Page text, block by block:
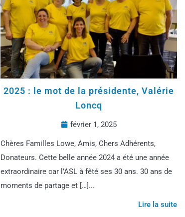
2025 : le mot de la présidente, Valérie
Loncq
février 1, 2025
Chères Familles Lowe, Amis, Chers Adhérents,
Donateurs. Cette belle année 2024 a été une année
extraordinaire car l’ASL à fêté ses 30 ans. 30 ans de
moments de partage et […]...
Lire la suite